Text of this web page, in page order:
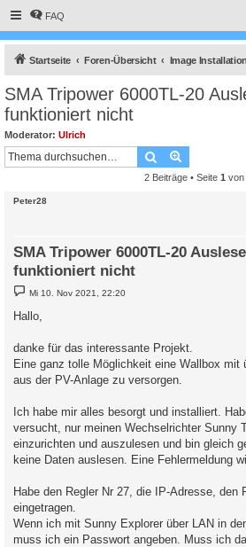
FAQ
Startseite Foren-Übersicht
SMA Tripower 6000TL-20
funktioniert nicht
Moderator: Ulrich
Suche
2 Beiträge • Seite 1 von
Peter28
SMA Tripower 6000TL-20
funktioniert nicht
B
e
i
t
g
Mi 10. Nov 2021, 22:20
Hallo,
danke für das interessante Projekt.
Eine ganz tolle Möglichkeit eine Wallbox mit
aus der PV-Anlage zu versorgen.
Ich habe mir alles besorgt und installiert.
versucht, nur meinen Wechselrichter Sunny
einzurichten und auszulesen und bin gleich
keine Daten auslesen. Eine Fehlermeldung
Habe den Regler Nr 27, die IP-Adresse, den
eingetragen.
Wenn ich mit Sunny Explorer über LAN in
muss ich ein Passwort angeben. Muss ich